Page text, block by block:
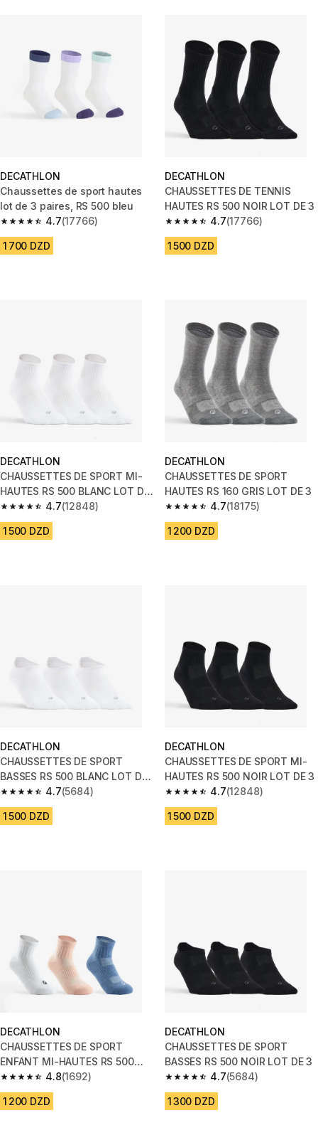
DECATHLON
Chaussettes de sport hautes
lot de 3 paires, RS 500 bleu
4.7
4.7 out of 5 stars from 17766 reviews
(17766)
1 700 DZD
DECATHLON
CHAUSSETTES DE TENNIS
HAUTES RS 500 NOIR LOT DE 3
4.7
4.7 out of 5 stars from 17766
(17766)
1 500 DZD
DECATHLON
CHAUSSETTES DE SPORT MI-
HAUTES RS 500 BLANC LOT DE
3
4.7
4.7 out of 5 stars from 12848 reviews
(12848)
1 500 DZD
DECATHLON
CHAUSSETTES DE SPORT
HAUTES RS 160 GRIS LOT DE 3
4.7
4.7 out of 5 stars from 18175
(18175)
1 200 DZD
DECATHLON
CHAUSSETTES DE SPORT
BASSES RS 500 BLANC LOT DE
3
4.7
4.7 out of 5 stars from 5684 reviews
(5684)
1 500 DZD
DECATHLON
CHAUSSETTES DE SPORT MI-
HAUTES RS 500 NOIR LOT DE 3
4.7
4.7 out of 5 stars from 12848
(12848)
1 500 DZD
DECATHLON
CHAUSSETTES DE SPORT
ENFANT MI-HAUTES RS 500
ROS BLANC BLEU LOT DE 3
4.8
4.8 out of 5 stars from 1692 reviews
(1692)
1 200 DZD
DECATHLON
CHAUSSETTES DE SPORT
BASSES RS 500 NOIR LOT DE 3
4.7
4.7 out of 5 stars from 5684
(5684)
1 300 DZD